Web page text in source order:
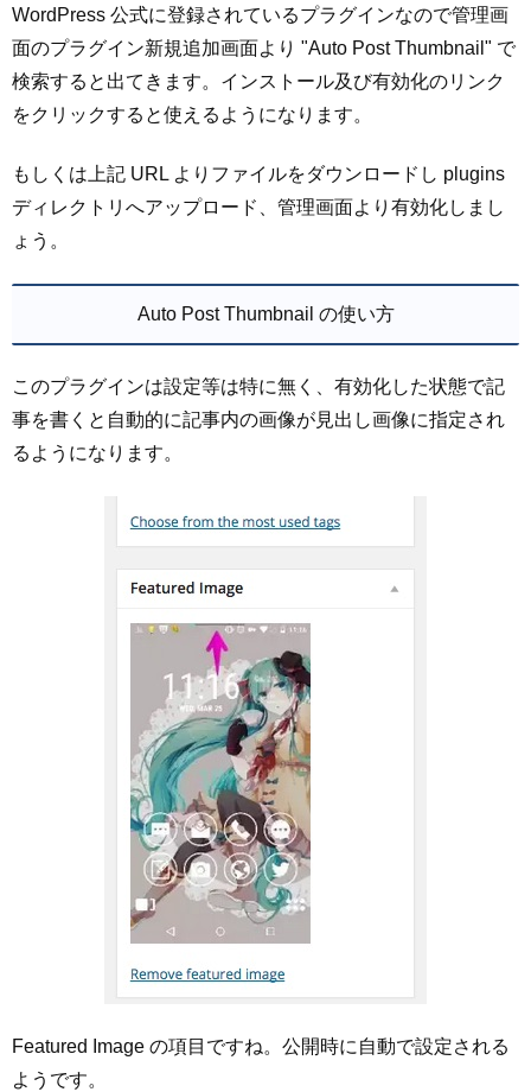
WordPress 公式に登録されているプラグインなので管理画
面のプラグイン新規追加画面より "Auto Post Thumbnail" で
検索すると出てきます。インストール及び有効化のリンク
をクリックすると使えるようになります。
もしくは上記 URL よりファイルをダウンロードし plugins
ディレクトリへアップロード、管理画面より有効化しまし
ょう。
Auto Post Thumbnail の使い方
このプラグインは設定等は特に無く、有効化した状態で記
事を書くと自動的に記事内の画像が見出し画像に指定され
るようになります。
Featured Image の項目ですね。公開時に自動で設定される
ようです。